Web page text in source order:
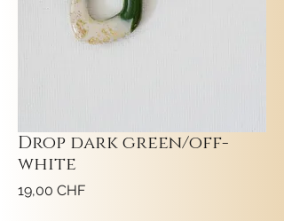
Drop dark green/off-
white
19,00 CHFPreis